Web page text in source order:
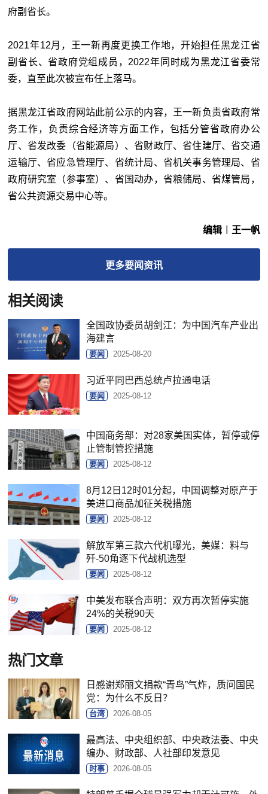
府副省长。
2021年12月，王一新再度更换工作地，开始担任黑龙江省
副省长、省政府党组成员，2022年同时成为黑龙江省委常
委，直至此次被宣布任上落马。
据黑龙江省政府网站此前公示的内容，王一新负责省政府常
务工作，负责综合经济等方面工作，包括分管省政府办公
厅、省发改委（省能源局）、省财政厅、省住建厅、省交通
运输厅、省应急管理厅、省统计局、省机关事务管理局、省
政府研究室（参事室）、省国动办，省粮储局、省煤管局，
省公共资源交易中心等。
编辑︱王一帆
更多要闻资讯
相关阅读
全国政协委员胡剑江：为中国汽车产业出
海建言
要闻 2025-08-20
习近平同巴西总统卢拉通电话
要闻 2025-08-12
中国商务部：对28家美国实体，暂停或停
止管制管控措施
要闻 2025-08-12
8月12日12时01分起，中国调整对原产于
美进口商品加征关税措施
要闻 2025-08-12
解放军第三款六代机曝光，美媒：料与
歼-50角逐下代战机选型
要闻 2025-08-12
中美发布联合声明：双方再次暂停实施
24%的关税90天
要闻 2025-08-12
热门文章
日感谢郑丽文捐款“青鸟”气炸，质问国民
党：为什么不反日？
台湾 2026-08-05
最高法、中央组织部、中央政法委、中央
编办、财政部、人社部印发意见
时事 2026-08-05